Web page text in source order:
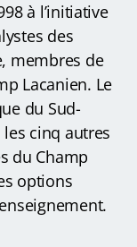
à l’initiative
des
membres de
Lacanien. Le
du Sud-
cinq autres
du Champ
options